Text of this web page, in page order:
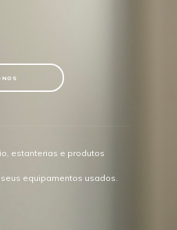
NOS
estanterias e produtos
equipamentos usados.